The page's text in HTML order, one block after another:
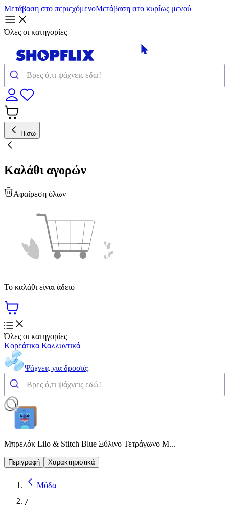
Μετάβαση στο περιεχόμενοΜετάβαση στο κυρίως μενού
Όλες οι κατηγορίες
Πίσω
Καλάθι αγορών
Αφαίρεση όλων
Το καλάθι είναι άδειο
Όλες οι κατηγορίες
Κορεάτικα Καλλυντικά
Ψάχνεις για δροσιά;
Μπρελόκ Lilo & Stitch Blue Ξύλινο Τετράγωνο M...
Περιγραφή Χαρακτηριστικά
Μόδα
/